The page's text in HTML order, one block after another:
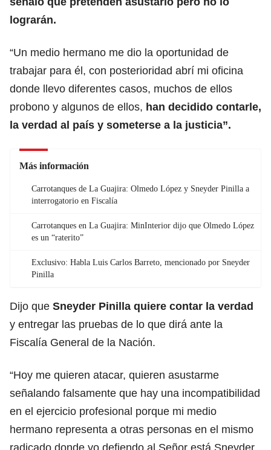
lograrán.
“Un medio hermano me dio la oportunidad de
trabajar para él, con posterioridad abrí mi oficina
donde llevo diferentes casos, muchos de ellos
probono y algunos de ellos, han decidido contarle,
la verdad al país y someterse a la justicia”.
Más información
Carrotanques de La Guajira: Olmedo López y Sneyder Pinilla a
interrogatorio en Fiscalía
Carrotanques en La Guajira: MinInterior dijo que Olmedo López
es un “raterito”
Exclusivo: Habla Luis Carlos Barreto, mencionado por Sneyder
Pinilla
Dijo que Sneyder Pinilla quiere contar la verdad
y entregar las pruebas de lo que dirá ante la
Fiscalía General de la Nación.
“Hoy me quieren atacar, quieren asustarme
señalando falsamente que hay una incompatibilidad
en el ejercicio profesional porque mi medio
hermano representa a otras personas en el mismo
radicado donde yo defiendo al Señor está Sneyder